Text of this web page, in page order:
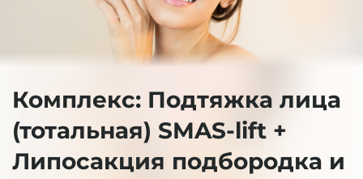
Комплекс: Подтяжка лица
(тотальная) SMAS-lift +
Липосакция подбородка и